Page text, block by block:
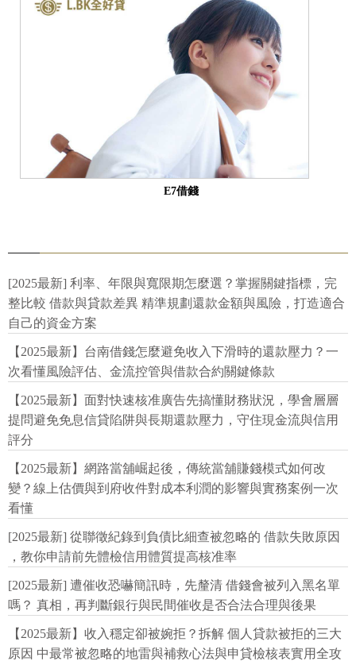
E7借錢
[2025最新] 利率、年限與寬限期怎麼選？掌握關鍵指標，完
整比較 借款與貸款差異 精準規劃還款金額與風險，打造適合
自己的資金方案
【2025最新】台南借錢怎麼避免收入下滑時的還款壓力？一
次看懂風險評估、金流控管與借款合約關鍵條款
【2025最新】面對快速核准廣告先搞懂財務狀況，學會層層
提問避免免息信貸陷阱與長期還款壓力，守住現金流與信用
評分
【2025最新】網路當舖崛起後，傳統當舖賺錢模式如何改
變？線上估價與到府收件對成本利潤的影響與實務案例一次
看懂
[2025最新] 從聯徵紀錄到負債比細查被忽略的 借款失敗原因
，教你申請前先體檢信用體質提高核准率
[2025最新] 遭催收恐嚇簡訊時，先釐清 借錢會被列入黑名單
嗎？ 真相，再判斷銀行與民間催收是否合法合理與後果
【2025最新】收入穩定卻被婉拒？拆解 個人貸款被拒的三大
原因 中最常被忽略的地雷與補救心法與申貸檢核表實用全攻